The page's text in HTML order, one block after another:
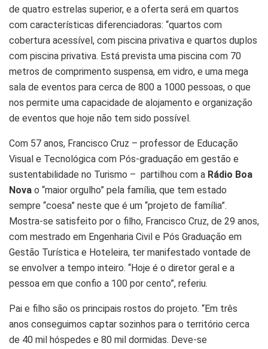
de quatro estrelas superior, e a oferta será em quartos
com características diferenciadoras: “quartos com
cobertura acessível, com piscina privativa e quartos duplos
com piscina privativa. Está prevista uma piscina com 70
metros de comprimento suspensa, em vidro, e uma mega
sala de eventos para cerca de 800 a 1000 pessoas, o que
nos permite uma capacidade de alojamento e organização
de eventos que hoje não tem sido possível.
Com 57 anos, Francisco Cruz – professor de Educação
Visual e Tecnológica com Pós-graduação em gestão e
sustentabilidade no Turismo – partilhou com a Rádio Boa
Nova o “maior orgulho” pela família, que tem estado
sempre “coesa” neste que é um “projeto de família”.
Mostra-se satisfeito por o filho, Francisco Cruz, de 29 anos,
com mestrado em Engenharia Civil e Pós Graduação em
Gestão Turística e Hoteleira, ter manifestado vontade de
se envolver a tempo inteiro. “Hoje é o diretor geral e a
pessoa em que confio a 100 por cento”, referiu.
Pai e filho são os principais rostos do projeto. “Em três
anos conseguimos captar sozinhos para o território cerca
de 40 mil hóspedes e 80 mil dormidas. Deve-se